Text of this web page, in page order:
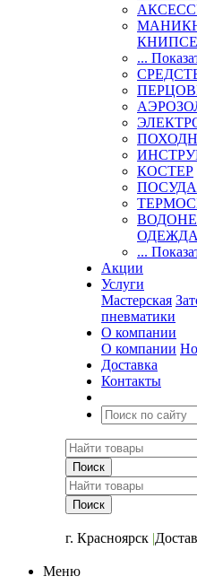
...
КОСТЕР
ПОСУДА
ОДЕЖДА
...
Акции
Услуги
Мастерская
пневматики
О компании
О компании
Доставка
Контакты
г. Красноярск |
Меню